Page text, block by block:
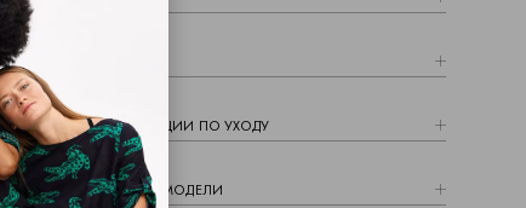
РЕКОМЕНДАЦИИ ПО УХОДУ
ПАРАМЕТРЫ МОДЕЛИ